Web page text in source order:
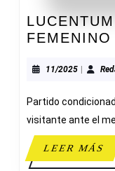
FEMENINO
11/202511/2025
|
Partido
visitante ante el
LEER MÁS